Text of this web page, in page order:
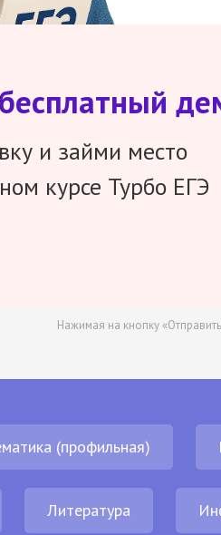
и займи место
курсе Турбо ЕГЭ
Нажимая на кнопку
(профильная)
Литература